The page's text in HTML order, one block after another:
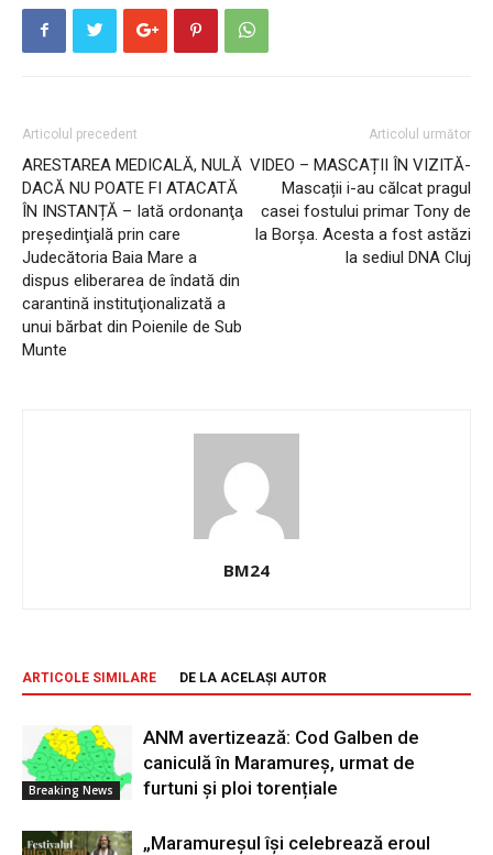
Articolul precedent
ARESTAREA MEDICALĂ, NULĂ
DACĂ NU POATE FI ATACATĂ
ÎN INSTANȚĂ – Iată ordonanţa
preşedinţială prin care
Judecătoria Baia Mare a
dispus eliberarea de îndată din
carantină instituţionalizată a
unui bărbat din Poienile de Sub
Munte
Articolul următor
VIDEO – MASCAȚII ÎN VIZITĂ-
Mascații i-au călcat pragul
casei fostului primar Tony de
la Borșa. Acesta a fost astăzi
la sediul DNA Cluj
BM24
ARTICOLE SIMILARE DE LA ACELAȘI AUTOR
Breaking News
ANM avertizează: Cod Galben de
caniculă în Maramureș, urmat de
furtuni și ploi torențiale
„Maramureșul își celebrează eroul